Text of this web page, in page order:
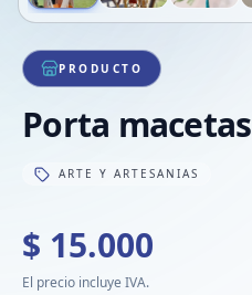
PRODUCTO
Porta macetas
ARTE Y ARTESANIAS
$ 15.000
El precio incluye IVA.